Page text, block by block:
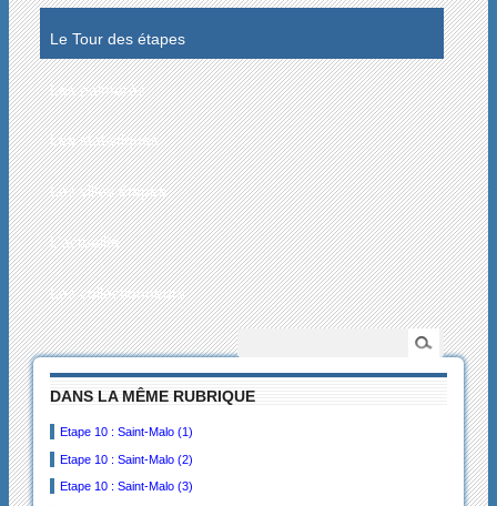
Le Tour des étapes
Les palmarès
Les statistiques
Les villes étapes
L’actualité
Les collectionneurs
DANS LA MÊME RUBRIQUE
Etape 10 : Saint-Malo (1)
Etape 10 : Saint-Malo (2)
Etape 10 : Saint-Malo (3)